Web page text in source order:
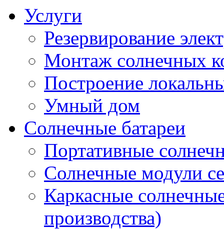
Услуги
Резервирование
Монтаж солнечных
Построение
Умный дом
Солнечные батареи
Портативные
Солнечные модули
Каркасные
производства)